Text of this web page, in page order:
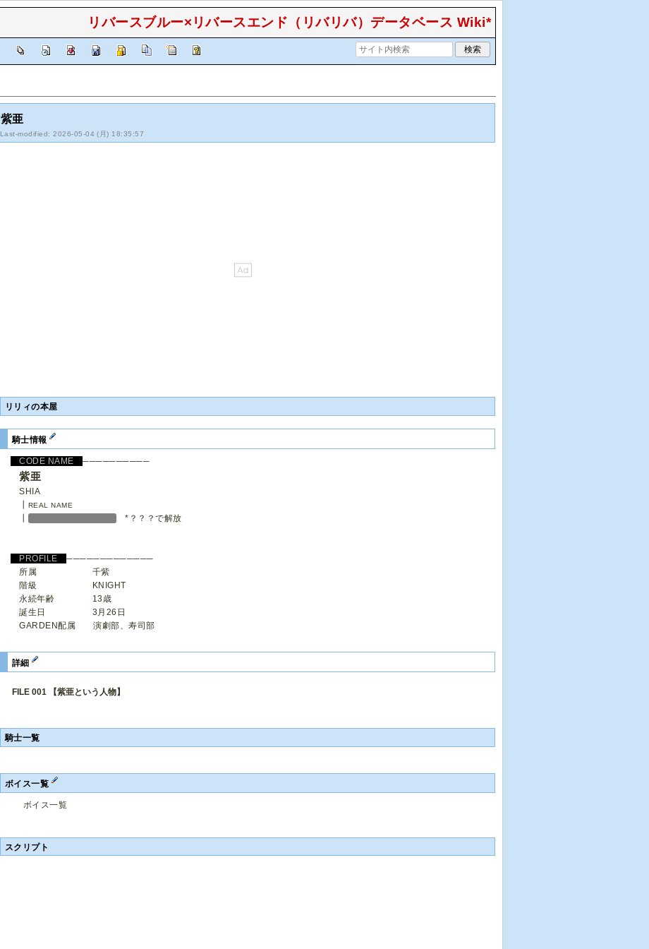
リバースブルー×リバースエンド（リバリバ）データベース Wiki*
紫亜
Last-modified: 2026-05-04 (月) 18:35:57
リリィの本屋
騎士情報
CODE NAME──────────
紫亜
SHIA
REAL NAME
*？？？で解放
PROFILE─────────────
所属 千紫
階級 KNIGHT
永続年齢 13歳
誕生日 3月26日
GARDEN配属 演劇部、寿司部
詳細
FILE 001 【紫亜という人物】
騎士一覧
ボイス一覧
ボイス一覧
スクリプト